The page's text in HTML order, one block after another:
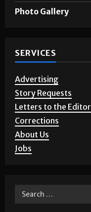
Photo Gallery
SERVICES
Advertising
Story Requests
Letters to the Editor
Corrections
About Us
Jobs